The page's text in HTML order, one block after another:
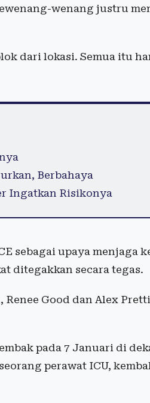
wenang justru
dari lokasi. Semua itu
Berbahaya
Ingatkan Risikonya
sebagai upaya menjaga
ditegakkan secara tegas.
Good dan Alex
pada 7 Januari di
perawat ICU,